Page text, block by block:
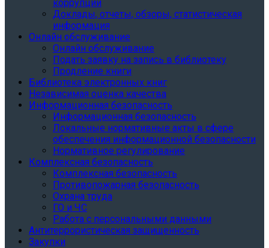
коррупции
Доклады, отчеты, обзоры, статистическая
информация
Онлайн обслуживание
Онлайн обслуживание
Подать заявку на запись в библиотеку
Продление книги
Библиотека электронных книг
Независимая оценка качества
Информационная безопасность
Информационная безопасность
Локальные нормативные акты в сфере
обеспечения информационной безопасности
Нормативное регулирование
Комплексная безопасность
Комплексная безопасность
Противопожарная безопасность
Охрана труда
ГО и ЧС
Работа с персональными данными
Антитеррористическая защищенность
Закупки